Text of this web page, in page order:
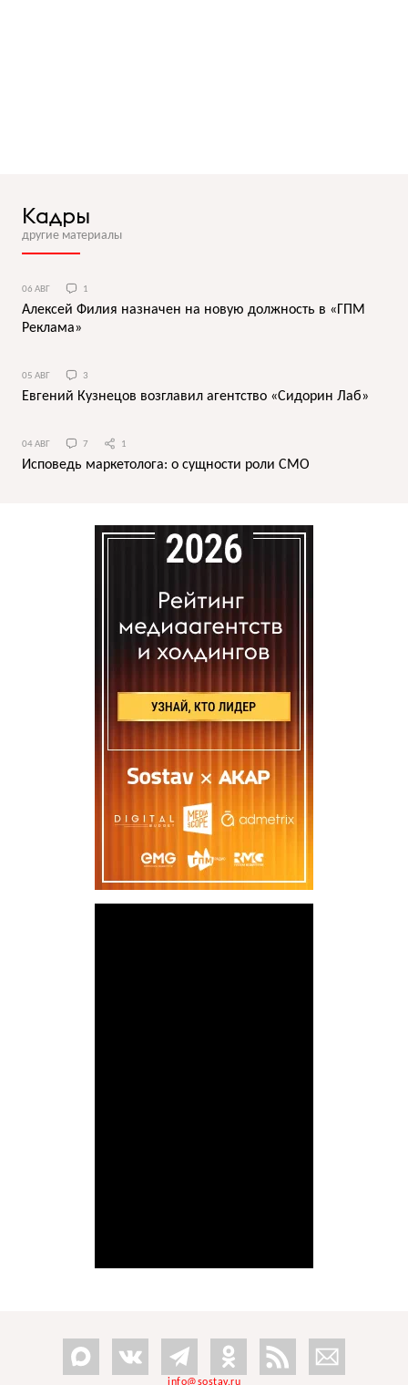
Кадры
другие материалы
06 АВГ 1
Алексей Филия назначен на новую должность в «ГПМ
Реклама»
05 АВГ 3
Евгений Кузнецов возглавил агентство «Сидорин Лаб»
04 АВГ 7 1
Исповедь маркетолога: о сущности роли СМО
info@sostav.ru